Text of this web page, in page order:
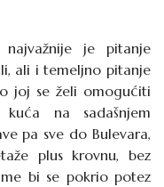
najvažnije je pitanje
ali i temeljno pitanje
joj se želi omogućiti
na sadašnjem
pa sve do Bulevara,
plus krovnu, bez
bi se pokrio potez